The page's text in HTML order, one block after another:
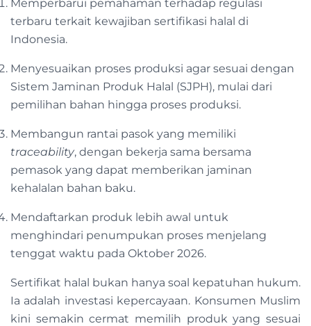
Memperbarui pemahaman terhadap regulasi
terbaru terkait kewajiban sertifikasi halal di
Indonesia.
Menyesuaikan proses produksi agar sesuai dengan
Sistem Jaminan Produk Halal (SJPH), mulai dari
pemilihan bahan hingga proses produksi.
Membangun rantai pasok yang memiliki
traceability, dengan bekerja sama bersama
pemasok yang dapat memberikan jaminan
kehalalan bahan baku.
Mendaftarkan produk lebih awal untuk
menghindari penumpukan proses menjelang
tenggat waktu pada Oktober 2026.
Sertifikat halal bukan hanya soal kepatuhan hukum.
Ia adalah investasi kepercayaan. Konsumen Muslim
kini semakin cermat memilih produk yang sesuai